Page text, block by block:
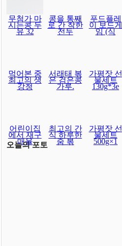
무첨가 마
시는콩 두
유 32
콩을 통째
로 간 착한
전두
푸드플레
이 보드게
임 (식
먹어본 중
최고의 생
강청
서래태 볶
은 검은콩
가루.
가평잣 선
물세트
130g*3e
어린이집
에서 재구
매율
최고의 간
식 하루한
줌 볶
가평잣 선
물세트
500g×1
오늘의 포토